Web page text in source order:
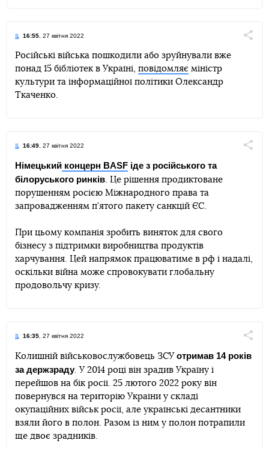
16:55, 27 квітня 2022
TelegramFacebookTwitter
Російські війська пошкодили або зруйнували вже
понад 15 бібліотек в Україні, повідомляє міністр
культури та інформаційної політики Олександр
Ткаченко.
16:49, 27 квітня 2022
TelegramFacebookTwitter
Німецький концерн BASF іде з російського та
білоруського ринків. Це рішення продиктоване
порушенням росією Міжнародного права та
запровадженням п’ятого пакету санкцій ЄС.
При цьому компанія зробить виняток для свого
бізнесу з підтримки виробництва продуктів
харчування. Цей напрямок працюватиме в рф і надалі,
оскільки війна може спровокувати глобальну
продовольчу кризу.
16:35, 27 квітня 2022
Telegram FacebookTwitter
Колишній військовослужбовець ЗСУ отримав 14 років
за держзраду. У 2014 році він зрадив Україну і
перейшов на бік росії. 25 лютого 2022 року він
повернувся на територію України у складі
окупаційних військ росії, але українські десантники
взяли його в полон. Разом із ним у полон потрапили
ще двоє зрадників.